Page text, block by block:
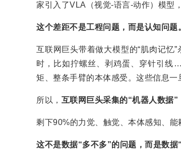
家引入了VLA（视觉-语言-动作）模型
这个差距不是工程问题，而是认知问题
互联网巨头带着做大模型的“肌肉记忆
时，比如拧螺丝、剥鸡蛋、穿针引线
矩、整条手臂的本体感受。这些信息一
所以， 互联网巨头采集的“机器人数据”
剩下90%的力觉、触觉、本体感知、能
这不是数据“多不多”的问题，而是数据